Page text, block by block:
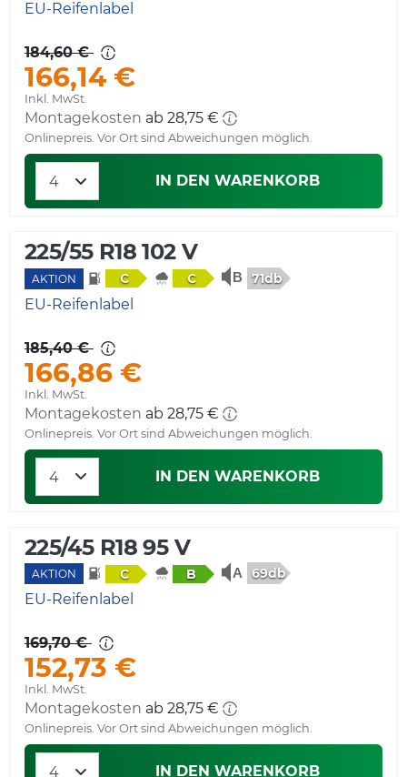
EU-Reifenlabel
184,60 €
166,14 €
Inkl. MwSt.
Montagekosten ab 28,75 €
Onlinepreis. Vor Ort sind Abweichungen möglich.
IN DEN WARENKORB
225/55 R18 102 V
AKTION C C 71db
EU-Reifenlabel
185,40 €
166,86 €
Inkl. MwSt.
Montagekosten ab 28,75 €
Onlinepreis. Vor Ort sind Abweichungen möglich.
IN DEN WARENKORB
225/45 R18 95 V
AKTION C B 69db
EU-Reifenlabel
169,70 €
152,73 €
Inkl. MwSt.
Montagekosten ab 28,75 €
Onlinepreis. Vor Ort sind Abweichungen möglich.
IN DEN WARENKORB